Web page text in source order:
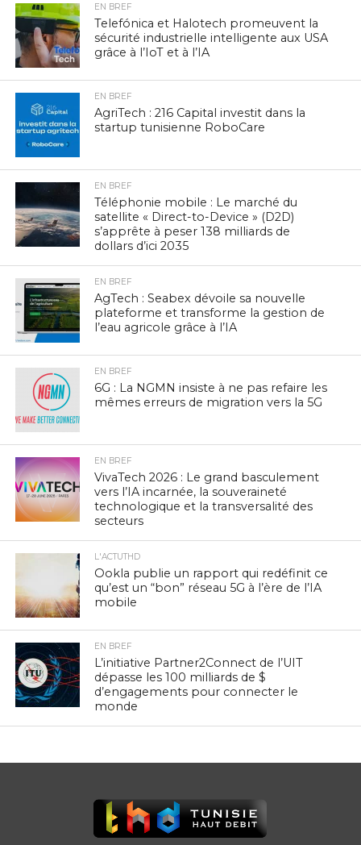
EN BREF
Telefónica et Halotech promeuvent la
sécurité industrielle intelligente aux USA
grâce à l’IoT et à l’IA
EN BREF
AgriTech : 216 Capital investit dans la
startup tunisienne RoboCare
EN BREF
Téléphonie mobile : Le marché du
satellite « Direct-to-Device » (D2D)
s’apprête à peser 138 milliards de
dollars d’ici 2035
EN BREF
AgTech : Seabex dévoile sa nouvelle
plateforme et transforme la gestion de
l’eau agricole grâce à l’IA
EN BREF
6G : La NGMN insiste à ne pas refaire les
mêmes erreurs de migration vers la 5G
EN BREF
VivaTech 2026 : Le grand basculement
vers l’IA incarnée, la souveraineté
technologique et la transversalité des
secteurs
L'ACTUTHD
Ookla publie un rapport qui redéfinit ce
qu’est un “bon” réseau 5G à l’ère de l’IA
mobile
EN BREF
L’initiative Partner2Connect de l’UIT
dépasse les 100 milliards de $
d’engagements pour connecter le
monde